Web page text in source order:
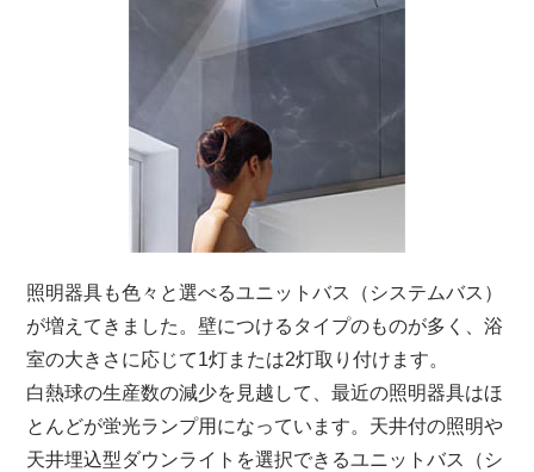
照明器具も色々と選べるユニットバス（システムバス）
が増えてきました。壁につけるタイプのものが多く、浴
室の大きさに応じて1灯または2灯取り付けます。
白熱球の生産数の減少を見越して、最近の照明器具はほ
とんどが蛍光ランプ用になっています。天井付の照明や
天井埋込型ダウンライトを選択できるユニットバス（シ